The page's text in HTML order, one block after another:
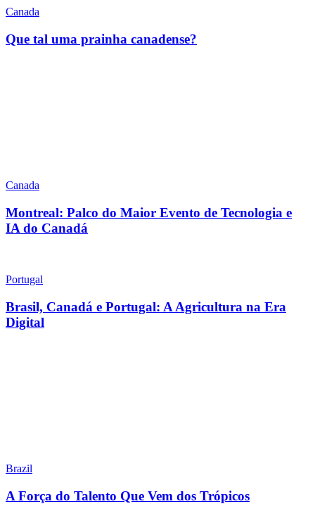
Canada
Que tal uma prainha canadense?
Canada
Montreal: Palco do Maior Evento de Tecnologia e
IA do Canadá
Portugal
Brasil, Canadá e Portugal: A Agricultura na Era
Digital
Brazil
A Força do Talento Que Vem dos Trópicos